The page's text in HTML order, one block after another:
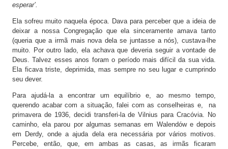
esperar’.
Ela sofreu muito naquela época. Dava para perceber que a ideia de
deixar a nossa Congregação que ela sinceramente amava tanto
(queria que a irmã mais nova dela se juntasse a nós), custava-lhe
muito. Por outro lado, ela achava que deveria seguir a vontade de
Deus. Talvez esses anos foram o período mais difícil da sua vida.
Ela ficava triste, deprimida, mas sempre no seu lugar e cumprindo
seu dever.
Para ajudá-la a encontrar um equilíbrio e, ao mesmo tempo,
querendo acabar com a situação, falei com as conselheiras e, na
primavera de 1936, decidi transferi-la de Vilnius para Cracóvia. No
caminho, ela parou por algumas semanas em Walendów e depois
em Derdy, onde a ajuda dela era necessária por vários motivos.
Percebe, então, que, em ambas as casas, as irmãs ficaram